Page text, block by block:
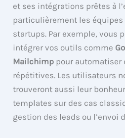
et ses intégrations prêtes à
particulièrement les
startups. Par exemple, vous
intégrer vos outils comme
Mailchimp pour automatiser
répétitives. Les utilisateurs
trouveront aussi leur
templates sur des cas
gestion des leads ou l’envoi